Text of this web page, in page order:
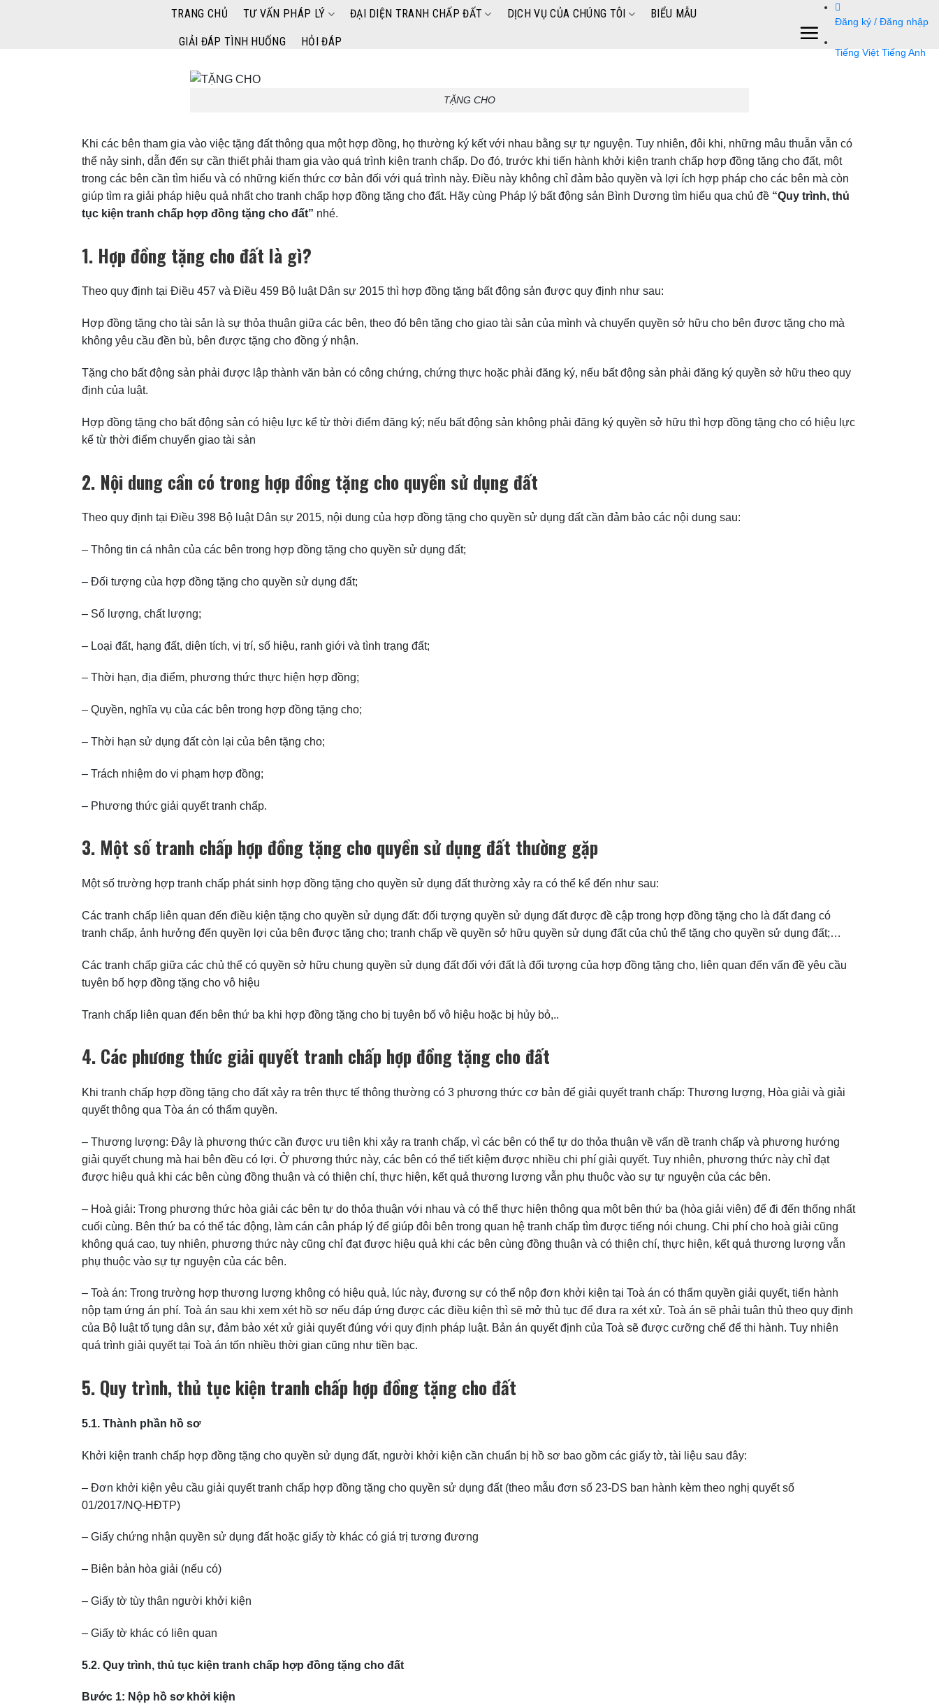
TRANG CHỦ TƯ VẤN PHÁP LÝ ĐẠI DIỆN TRANH CHẤP ĐẤT DỊCH VỤ CỦA CHÚNG TÔI BIỂU MẪU
GIẢI ĐÁP TÌNH HUỐNG HỎI ĐÁP
Đăng ký / Đăng nhập
Tiếng Việt Tiếng Anh
TẶNG CHO
Khi các bên tham gia vào việc tặng đất thông qua một hợp đồng, họ thường ký kết với nhau bằng sự tự nguyện. Tuy nhiên, đôi khi, những mâu thuẫn vẫn có
thể nảy sinh, dẫn đến sự cần thiết phải tham gia vào quá trình kiện tranh chấp. Do đó, trước khi tiến hành khởi kiện tranh chấp hợp đồng tặng cho đất, một
trong các bên cần tìm hiểu và có những kiến thức cơ bản đối với quá trình này. Điều này không chỉ đảm bảo quyền và lợi ích hợp pháp cho các bên mà còn
giúp tìm ra giải pháp hiệu quả nhất cho tranh chấp hợp đồng tặng cho đất. Hãy cùng Pháp lý bất động sản Bình Dương tìm hiểu qua chủ đề “Quy trình, thủ
tục kiện tranh chấp hợp đồng tặng cho đất” nhé.
1. Hợp đồng tặng cho đất là gì?
Theo quy định tại Điều 457 và Điều 459 Bộ luật Dân sự 2015 thì hợp đồng tặng bất động sản được quy định như sau:
Hợp đồng tặng cho tài sản là sự thỏa thuận giữa các bên, theo đó bên tặng cho giao tài sản của mình và chuyển quyền sở hữu cho bên được tặng cho mà
không yêu cầu đền bù, bên được tặng cho đồng ý nhận.
Tặng cho bất động sản phải được lập thành văn bản có công chứng, chứng thực hoặc phải đăng ký, nếu bất động sản phải đăng ký quyền sở hữu theo quy
định của luật.
Hợp đồng tặng cho bất động sản có hiệu lực kể từ thời điểm đăng ký; nếu bất động sản không phải đăng ký quyền sở hữu thì hợp đồng tặng cho có hiệu lực
kể từ thời điểm chuyển giao tài sản
2. Nội dung cần có trong hợp đồng tặng cho quyền sử dụng đất
Theo quy định tại Điều 398 Bộ luật Dân sự 2015, nội dung của hợp đồng tặng cho quyền sử dụng đất cần đảm bảo các nội dung sau:
– Thông tin cá nhân của các bên trong hợp đồng tặng cho quyền sử dụng đất;
– Đối tượng của hợp đồng tặng cho quyền sử dụng đất;
– Số lượng, chất lượng;
– Loại đất, hạng đất, diện tích, vị trí, số hiệu, ranh giới và tình trạng đất;
– Thời hạn, địa điểm, phương thức thực hiện hợp đồng;
– Quyền, nghĩa vụ của các bên trong hợp đồng tặng cho;
– Thời hạn sử dụng đất còn lại của bên tặng cho;
– Trách nhiệm do vi phạm hợp đồng;
– Phương thức giải quyết tranh chấp.
3. Một số tranh chấp hợp đồng tặng cho quyền sử dụng đất thường gặp
Một số trường hợp tranh chấp phát sinh hợp đồng tặng cho quyền sử dụng đất thường xảy ra có thể kể đến như sau:
Các tranh chấp liên quan đến điều kiện tặng cho quyền sử dụng đất: đối tượng quyền sử dụng đất được đề cập trong hợp đồng tặng cho là đất đang có
tranh chấp, ảnh hưởng đến quyền lợi của bên được tặng cho; tranh chấp về quyền sở hữu quyền sử dụng đất của chủ thể tặng cho quyền sử dụng đất;…
Các tranh chấp giữa các chủ thể có quyền sở hữu chung quyền sử dụng đất đối với đất là đối tượng của hợp đồng tặng cho, liên quan đến vấn đề yêu cầu
tuyên bố hợp đồng tặng cho vô hiệu
Tranh chấp liên quan đến bên thứ ba khi hợp đồng tặng cho bị tuyên bố vô hiệu hoặc bị hủy bỏ,..
4. Các phương thức giải quyết tranh chấp hợp đồng tặng cho đất
Khi tranh chấp hợp đồng tặng cho đất xảy ra trên thực tế thông thường có 3 phương thức cơ bản để giải quyết tranh chấp: Thương lượng, Hòa giải và giải
quyết thông qua Tòa án có thẩm quyền.
– Thương lượng: Đây là phương thức cần được ưu tiên khi xảy ra tranh chấp, vì các bên có thể tự do thỏa thuận về vấn dề tranh chấp và phương hướng
giải quyết chung mà hai bên đều có lợi. Ở phương thức này, các bên có thể tiết kiệm được nhiều chi phí giải quyết. Tuy nhiên, phương thức này chỉ đạt
được hiệu quả khi các bên cùng đồng thuận và có thiện chí, thực hiện, kết quả thương lượng vẫn phụ thuộc vào sự tự nguyện của các bên.
– Hoà giải: Trong phương thức hòa giải các bên tự do thỏa thuận với nhau và có thể thực hiện thông qua một bên thứ ba (hòa giải viên) để đi đến thống nhất
cuối cùng. Bên thứ ba có thể tác động, làm cán cân pháp lý để giúp đôi bên trong quan hệ tranh chấp tìm được tiếng nói chung. Chi phí cho hoà giải cũng
không quá cao, tuy nhiên, phương thức này cũng chỉ đạt được hiệu quả khi các bên cùng đồng thuận và có thiện chí, thực hiện, kết quả thương lượng vẫn
phụ thuộc vào sự tự nguyện của các bên.
– Toà án: Trong trường hợp thương lượng không có hiệu quả, lúc này, đương sự có thể nộp đơn khởi kiện tại Toà án có thẩm quyền giải quyết, tiến hành
nộp tạm ứng án phí. Toà án sau khi xem xét hồ sơ nếu đáp ứng được các điều kiện thì sẽ mở thủ tục để đưa ra xét xử. Toà án sẽ phải tuân thủ theo quy định
của Bộ luật tố tụng dân sự, đảm bảo xét xử giải quyết đúng với quy định pháp luật. Bản án quyết định của Toà sẽ được cưỡng chế để thi hành. Tuy nhiên
quá trình giải quyết tại Toà án tốn nhiều thời gian cũng như tiền bạc.
5. Quy trình, thủ tục kiện tranh chấp hợp đồng tặng cho đất
5.1. Thành phần hồ sơ
Khởi kiện tranh chấp hợp đồng tặng cho quyền sử dụng đất, người khởi kiện cần chuẩn bị hồ sơ bao gồm các giấy tờ, tài liệu sau đây:
– Đơn khởi kiện yêu cầu giải quyết tranh chấp hợp đồng tặng cho quyền sử dụng đất (theo mẫu đơn số 23-DS ban hành kèm theo nghị quyết số
01/2017/NQ-HĐTP)
– Giấy chứng nhận quyền sử dụng đất hoặc giấy tờ khác có giá trị tương đương
– Biên bản hòa giải (nếu có)
– Giấy tờ tùy thân người khởi kiện
– Giấy tờ khác có liên quan
5.2. Quy trình, thủ tục kiện tranh chấp hợp đồng tặng cho đất
Bước 1: Nộp hồ sơ khởi kiện